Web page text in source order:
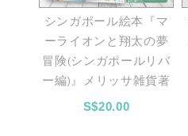
シンガポール絵本『マ
ーライオンと翔太の夢
冒険(シンガポールリバ
ー編)』メリッサ雑貨著
S$20.00